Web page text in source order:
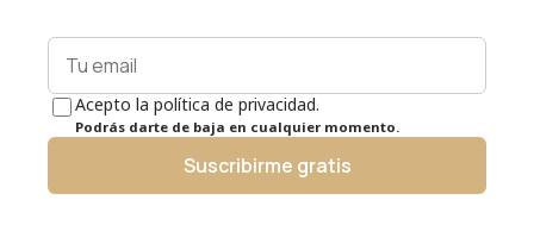
Acepto la política de privacidad.
Podrás darte de baja en cualquier momento.
Suscribirme gratis